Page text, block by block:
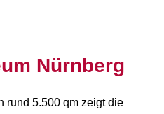
Nürnberg
rund 5.500 qm zeigt die